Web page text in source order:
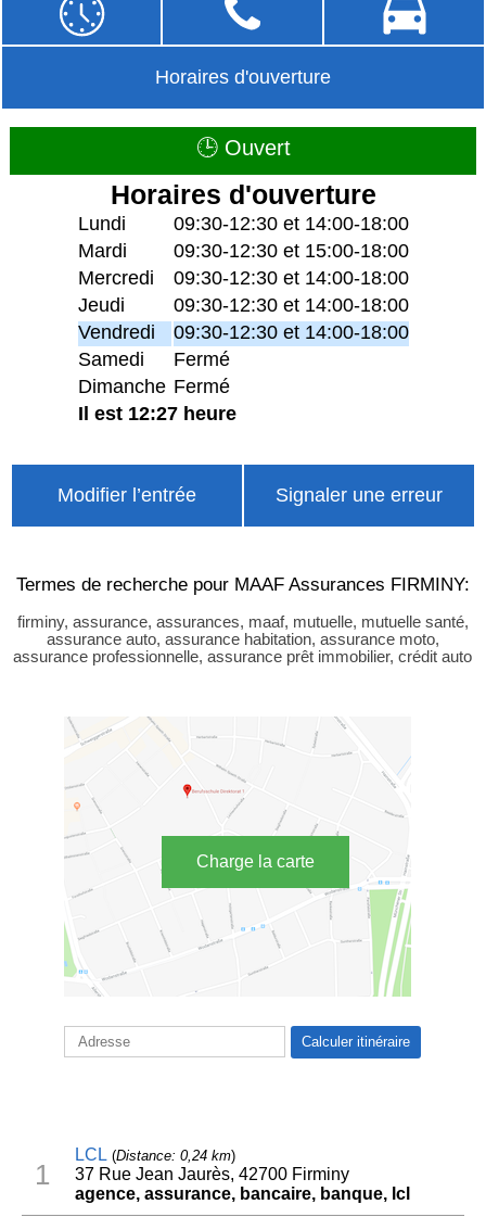
Horaires d'ouverture
🕒 Ouvert
Horaires d'ouverture
Lundi
09:30-12:30 et 14:00-18:00
Mardi
09:30-12:30 et 15:00-18:00
Mercredi
09:30-12:30 et 14:00-18:00
Jeudi
09:30-12:30 et 14:00-18:00
Vendredi
09:30-12:30 et 14:00-18:00
Samedi
Fermé
Dimanche Fermé
Il est 12:27 heure
Modifier l’entrée Signaler une erreur
Termes de recherche pour MAAF Assurances FIRMINY:
firminy, assurance, assurances, maaf, mutuelle, mutuelle santé,
assurance auto, assurance habitation, assurance moto,
assurance professionnelle, assurance prêt immobilier, crédit auto
Charge la carte
1
LCL(Distance: 0,24 km)
37 Rue Jean Jaurès, 42700 Firminy
agence, assurance, bancaire, banque, lcl